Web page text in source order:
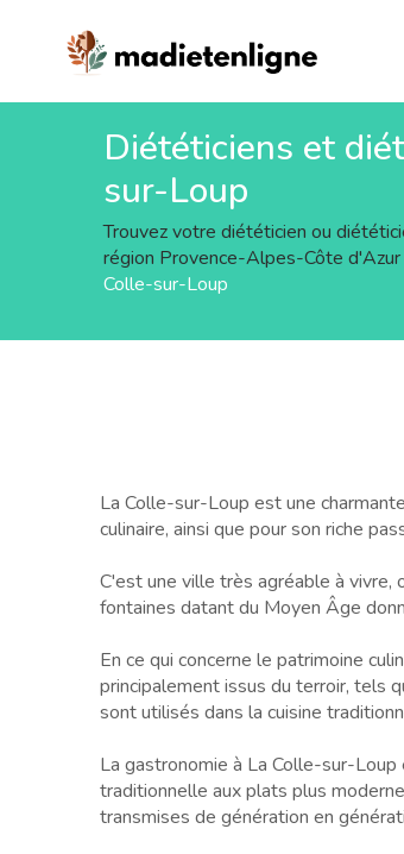
Diététiciens et
sur-Loup
Trouvez votre diététicien ou
région Provence-Alpes-Côte d'Azur
Colle-sur-Loup
La Colle-sur-Loup est une
culinaire, ainsi que pour son riche
C'est une ville très agréable à
fontaines datant du Moyen Âge
En ce qui concerne le patrimoine
principalement issus du terroir, tels
sont utilisés dans la cuisine
La gastronomie à La Colle-sur-
traditionnelle aux plats plus
transmises de génération en